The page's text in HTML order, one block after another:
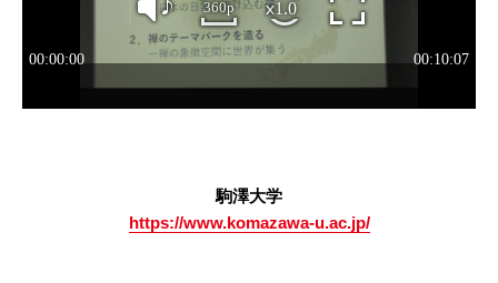
駒澤大学
https://www.komazawa-u.ac.jp/